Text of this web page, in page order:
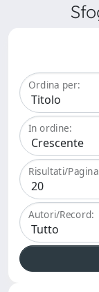
Ordina per:
In ordine:
Risultati/Pagina
Autori/Record: